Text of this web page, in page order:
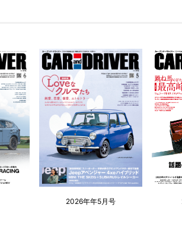
2026年年5月号